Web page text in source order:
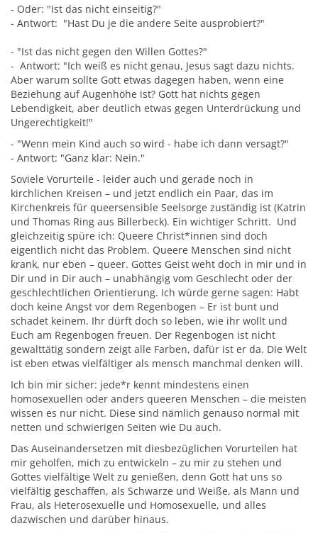
- Oder: "Ist das nicht einseitig?"
- Antwort: "Hast Du je die andere Seite ausprobiert?"
- "Ist das nicht gegen den Willen Gottes?"
- Antwort: "Ich weiß es nicht genau, Jesus sagt dazu nichts.
Aber warum sollte Gott etwas dagegen haben, wenn eine
Beziehung auf Augenhöhe ist? Gott hat nichts gegen
Lebendigkeit, aber deutlich etwas gegen Unterdrückung und
Ungerechtigkeit!"
- "Wenn mein Kind auch so wird - habe ich dann versagt?"
- Antwort: "Ganz klar: Nein."
Soviele Vorurteile - leider auch und gerade noch in
kirchlichen Kreisen – und jetzt endlich ein Paar, das im
Kirchenkreis für queersensible Seelsorge zuständig ist (Katrin
und Thomas Ring aus Billerbeck). Ein wichtiger Schritt. Und
gleichzeitig spüre ich: Queere Christ*innen sind doch
eigentlich nicht das Problem. Queere Menschen sind nicht
krank, nur eben – queer. Gottes Geist weht doch in mir und in
Dir und in Dir auch – unabhängig vom Geschlecht oder der
geschlechtlichen Orientierung. Ich würde gerne sagen: Habt
doch keine Angst vor dem Regenbogen – Er ist bunt und
schadet keinem. Ihr dürft doch so leben, wie ihr wollt und
Euch am Regenbogen freuen. Der Regenbogen ist nicht
gewalttätig sondern zeigt alle Farben, dafür ist er da. Die Welt
ist eben etwas vielfältiger als mensch manchmal denken will.
Ich bin mir sicher: jede*r kennt mindestens einen
homosexuellen oder anders queeren Menschen – die meisten
wissen es nur nicht. Diese sind nämlich genauso normal mit
netten und schwierigen Seiten wie Du auch.
Das Auseinandersetzen mit diesbezüglichen Vorurteilen hat
mir geholfen, mich zu entwickeln – zu mir zu stehen und
Gottes vielfältige Welt zu genießen, denn Gott hat uns so
vielfältig geschaffen, als Schwarze und Weiße, als Mann und
Frau, als Heterosexuelle und Homosexuelle, und alles
dazwischen und darüber hinaus.